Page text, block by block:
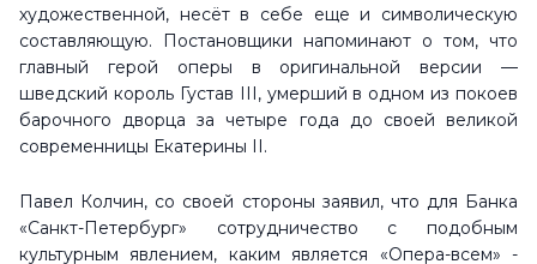
художественной, несёт в себе еще и символическую
составляющую. Постановщики напоминают о том, что
главный герой оперы в оригинальной версии —
шведский король Густав III, умерший в одном из покоев
барочного дворца за четыре года до своей великой
современницы Екатерины II.
Павел Колчин, со своей стороны заявил, что для Банка
«Санкт-Петербург» сотрудничество с подобным
культурным явлением, каким является «Опера-всем» -